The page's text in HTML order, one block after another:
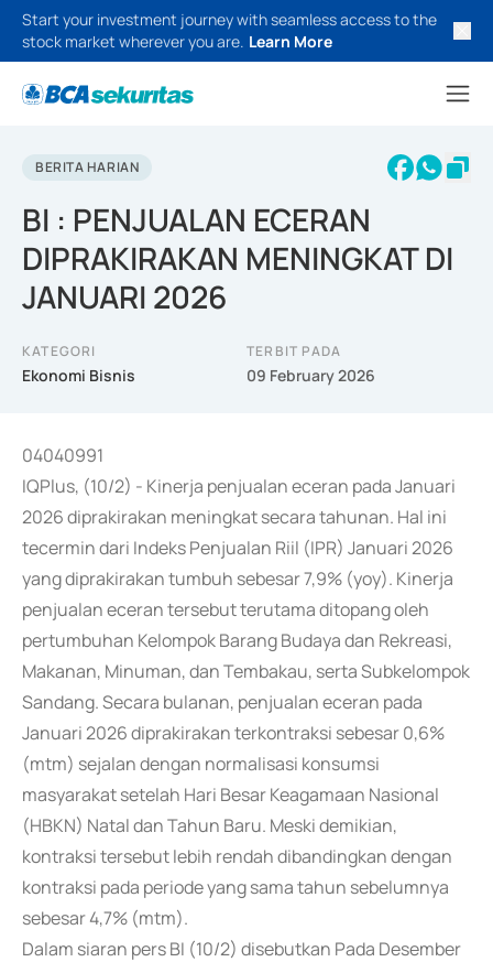
Start your investment journey with seamless access to the
stock market wherever you are. Learn More
BERITA HARIAN
BI : PENJUALAN ECERAN
DIPRAKIRAKAN MENINGKAT DI
JANUARI 2026
KATEGORI
Ekonomi Bisnis
TERBIT PADA
09 February 2026
04040991
IQPlus, (10/2) - Kinerja penjualan eceran pada Januari
2026 diprakirakan meningkat secara tahunan. Hal ini
tecermin dari Indeks Penjualan Riil (IPR) Januari 2026
yang diprakirakan tumbuh sebesar 7,9% (yoy). Kinerja
penjualan eceran tersebut terutama ditopang oleh
pertumbuhan Kelompok Barang Budaya dan Rekreasi,
Makanan, Minuman, dan Tembakau, serta Subkelompok
Sandang. Secara bulanan, penjualan eceran pada
Januari 2026 diprakirakan terkontraksi sebesar 0,6%
(mtm) sejalan dengan normalisasi konsumsi
masyarakat setelah Hari Besar Keagamaan Nasional
(HBKN) Natal dan Tahun Baru. Meski demikian,
kontraksi tersebut lebih rendah dibandingkan dengan
kontraksi pada periode yang sama tahun sebelumnya
sebesar 4,7% (mtm).
Dalam siaran pers BI (10/2) disebutkan Pada Desember